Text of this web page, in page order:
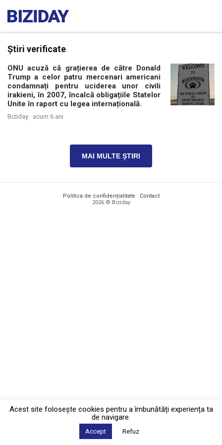
Știri verificate
ONU acuză că grațierea de către Donald
Trump a celor patru mercenari americani
condamnați pentru uciderea unor civili
irakieni, în 2007, încalcă obligațiile Statelor
Unite în raport cu legea internațională.
Biziday · acum 6 ani
MAI MULTE ȘTIRI
Politica de confidențialitate · Contact
2026 © Biziday
Acest site foloseşte cookies pentru a îmbunătăți experiența ta
de navigare.
Accept Refuz